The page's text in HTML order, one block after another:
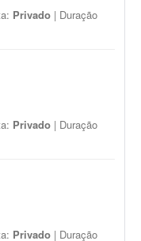
Privado | Duração
Privado | Duração
Privado | Duração